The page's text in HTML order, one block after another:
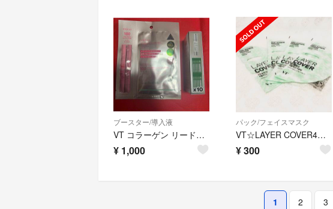
ブースター/導入液
VT コラーゲン リードルショット 100 2ステップマスク 1枚 & リードルショット 300 パウチ 10包セット
¥ 1,000
パック/フェイスマスク
VT☆LAYER COVER4セット
¥300
1 2 3